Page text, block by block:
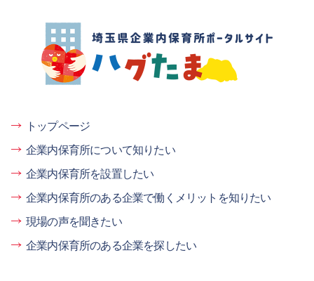
埼玉県企業内保育所ポータルサイト ハグ
たま
トップページ
企業内保育所について知りたい
企業内保育所を設置したい
企業内保育所のある企業で働くメリットを知りたい
現場の声を聞きたい
企業内保育所のある企業を探したい